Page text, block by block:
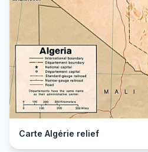
Carte Algérie relief